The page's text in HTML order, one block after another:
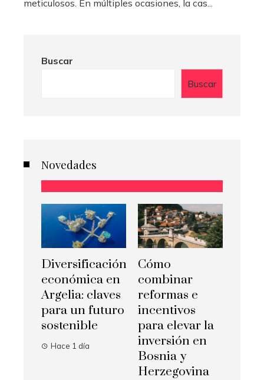
meticulosos. En múltiples ocasiones, la cas...
Buscar
Buscar
Novedades
Diversificación
económica en
Argelia: claves
para un futuro
sostenible
Hace 1 día
Cómo
combinar
reformas e
incentivos
para elevar la
inversión en
Bosnia y
Herzegovina